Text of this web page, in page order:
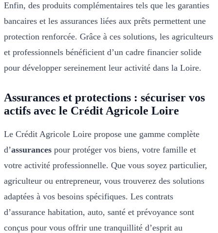
Enfin, des produits complémentaires tels que les garanties
bancaires et les assurances liées aux prêts permettent une
protection renforcée. Grâce à ces solutions, les agriculteurs
et professionnels bénéficient d’un cadre financier solide
pour développer sereinement leur activité dans la Loire.
Assurances et protections : sécuriser vos
actifs avec le Crédit Agricole Loire
Le Crédit Agricole Loire propose une gamme complète
d’assurances pour protéger vos biens, votre famille et
votre activité professionnelle. Que vous soyez particulier,
agriculteur ou entrepreneur, vous trouverez des solutions
adaptées à vos besoins spécifiques. Les contrats
d’assurance habitation, auto, santé et prévoyance sont
conçus pour vous offrir une tranquillité d’esprit au